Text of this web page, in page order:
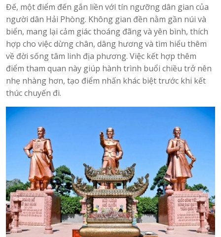
Đế, một điểm đến gắn liền với tín ngưỡng dân gian của
người dân Hải Phòng. Không gian đền nằm gần núi và
biển, mang lại cảm giác thoáng đãng và yên bình, thích
hợp cho việc dừng chân, dâng hương và tìm hiểu thêm
về đời sống tâm linh địa phương. Việc kết hợp thêm
điểm tham quan này giúp hành trình buổi chiều trở nên
nhẹ nhàng hơn, tạo điểm nhấn khác biệt trước khi kết
thúc chuyến đi.